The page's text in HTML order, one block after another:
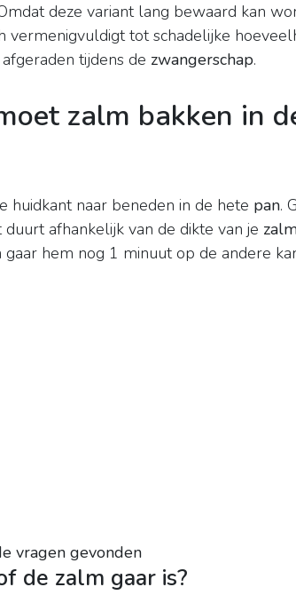
deze variant lang bewaard kan
vermenigvuldigt tot schadelijke
afgeraden tijdens de zwangerschap.
zalm bakken in
huidkant naar beneden in de hete pan.
afhankelijk van de dikte van je
gaar hem nog 1 minuut op de andere
vragen gevonden
de zalm gaar is?